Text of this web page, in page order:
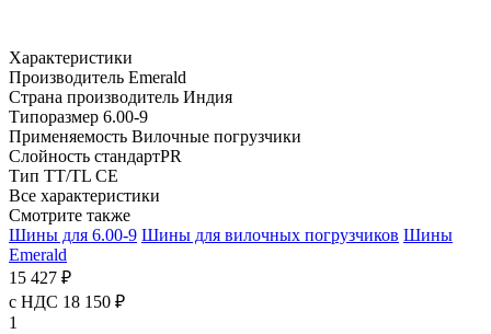
Характеристики
Производитель Emerald
Страна производитель Индия
Типоразмер 6.00-9
Применяемость Вилочные погрузчики
Слойность стандартPR
Тип TT/TL CE
Все характеристики
Смотрите также
Шины для 6.00-9 Шины для вилочных погрузчиков Шины
Emerald
15 427 ₽
с НДС 18 150 ₽
1